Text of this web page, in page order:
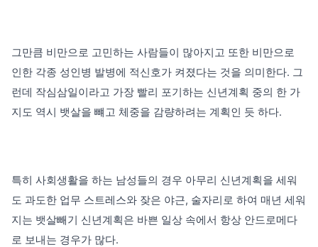
그만큼 비만으로 고민하는 사람들이 많아지고 또한 비만으로
인한 각종 성인병 발병에 적신호가 켜졌다는 것을 의미한다. 그
런데 작심삼일이라고 가장 빨리 포기하는 신년계획 중의 한 가
지도 역시 뱃살을 뺴고 체중을 감량하려는 계획인 듯 하다.
특히 사회생활을 하는 남성들의 경우 아무리 신년계획을 세워
도 과도한 업무 스트레스와 잦은 야근, 술자리로 하여 매년 세워
지는 뱃살빼기 신년계획은 바쁜 일상 속에서 항상 안드로메다
로 보내는 경우가 많다.